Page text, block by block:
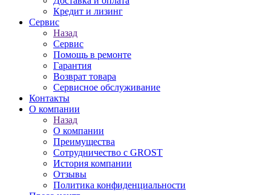
Кредит и лизинг
Сервис
Назад
Сервис
Помощь в ремонте
Гарантия
Возврат товара
Сервисное обслуживание
Контакты
О компании
Назад
О компании
Преимущества
Сотрудничество с GROST
История компании
Отзывы
Политика конфиденциальности